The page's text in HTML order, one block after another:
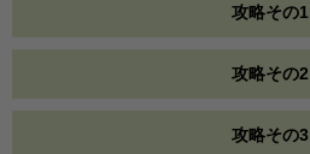
攻略その1
攻略その2
攻略その3